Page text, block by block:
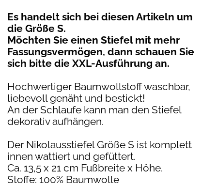
Es handelt sich bei diesen Artikeln um
die Größe S.
Möchten Sie einen Stiefel mit mehr
Fassungsvermögen, dann schauen Sie
sich bitte die XXL-Ausführung an.
Hochwertiger Baumwollstoff waschbar,
liebevoll genäht und bestickt!
An der Schlaufe kann man den Stiefel
dekorativ aufhängen.
Der Nikolausstiefel Größe S ist komplett
innen wattiert und gefüttert.
Ca. 13,5 x 21 cm Fußbreite x Höhe.
Stoffe: 100% Baumwolle